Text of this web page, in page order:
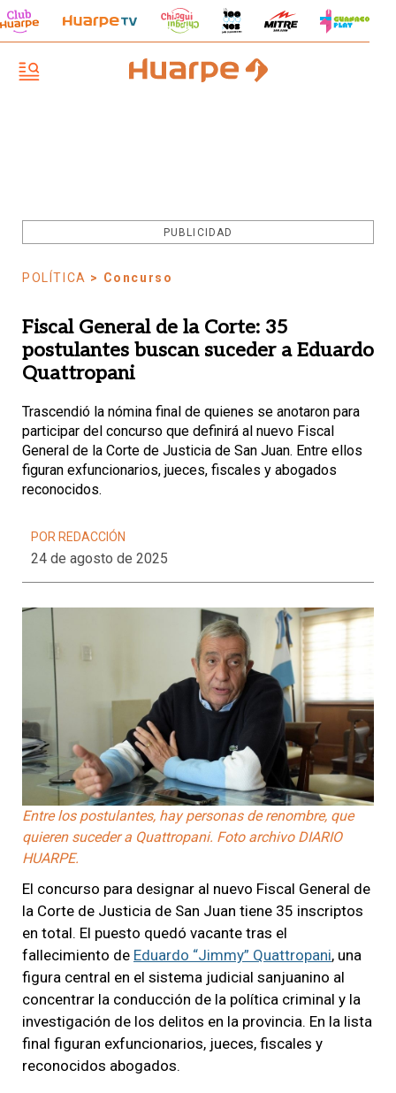
PUBLICIDAD
POLÍTICA > Concurso
Fiscal General de la Corte: 35
postulantes buscan suceder a Eduardo
Quattropani
Trascendió la nómina final de quienes se anotaron para
participar del concurso que definirá al nuevo Fiscal
General de la Corte de Justicia de San Juan. Entre ellos
figuran exfuncionarios, jueces, fiscales y abogados
reconocidos.
POR REDACCIÓN
24 de agosto de 2025
Entre los postulantes, hay personas de renombre, que
quieren suceder a Quattropani. Foto archivo DIARIO
HUARPE.
El concurso para designar al nuevo Fiscal General de
la Corte de Justicia de San Juan tiene 35 inscriptos
en total. El puesto quedó vacante tras el
fallecimiento de Eduardo “Jimmy” Quattropani, una
figura central en el sistema judicial sanjuanino al
concentrar la conducción de la política criminal y la
investigación de los delitos en la provincia. En la lista
final figuran exfuncionarios, jueces, fiscales y
reconocidos abogados.